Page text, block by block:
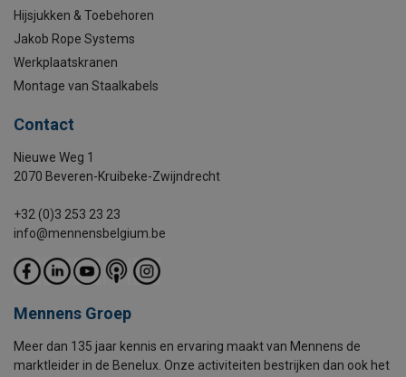
Hijsjukken & Toebehoren
Jakob Rope Systems
Werkplaatskranen
Montage van Staalkabels
Contact
Nieuwe Weg 1
2070 Beveren-Kruibeke-Zwijndrecht
+32 (0)3 253 23 23
info@mennensbelgium.be
Mennens Groep
Meer dan 135 jaar kennis en ervaring maakt van Mennens de
marktleider in de Benelux. Onze activiteiten bestrijken dan ook het